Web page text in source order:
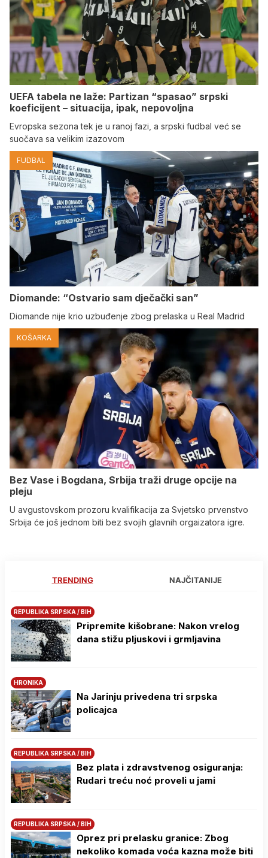
UEFA tabela ne laže: Partizan “spasao” srpski
koeficijent – situacija, ipak, nepovoljna
Evropska sezona tek je u ranoj fazi, a srpski fudbal već se
suočava sa velikim izazovom
FUDBAL
Diomande: “Ostvario sam dječački san”
Diomande nije krio uzbuđenje zbog prelaska u Real Madrid
KOŠARKA
Bez Vase i Bogdana, Srbija traži druge opcije na
pleju
U avgustovskom prozoru kvalifikacija za Svjetsko prvenstvo
Srbija će još jednom biti bez svojih glavnih orgaizatora igre.
TRENDING NAJČITANIJE
REPUBLIKA SRPSKA / BIH
Pripremite kišobrane: Nakon vrelog
dana stižu pljuskovi i grmljavina
HRONIKA
Na Јarinju privedena tri srpska
policajca
REPUBLIKA SRPSKA / BIH
Bez plata i zdravstvenog osiguranja:
Rudari treću noć proveli u jami
REPUBLIKA SRPSKA / BIH
Oprez pri prelasku granice: Zbog
nekoliko komada voća kazna može biti